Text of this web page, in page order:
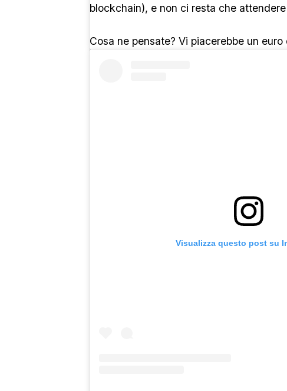
blockchain), e non ci resta che
Cosa ne pensate? Vi piacerebbe un euro
Visualizza questo post su